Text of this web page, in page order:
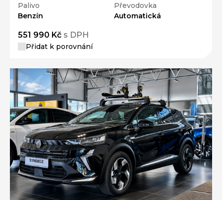
Palivo
Benzín
Převodovka
Automatická
551 990 Kč s DPH
Přidat k porovnání